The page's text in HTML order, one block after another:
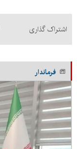
اشتراک گذاری
فرماندار